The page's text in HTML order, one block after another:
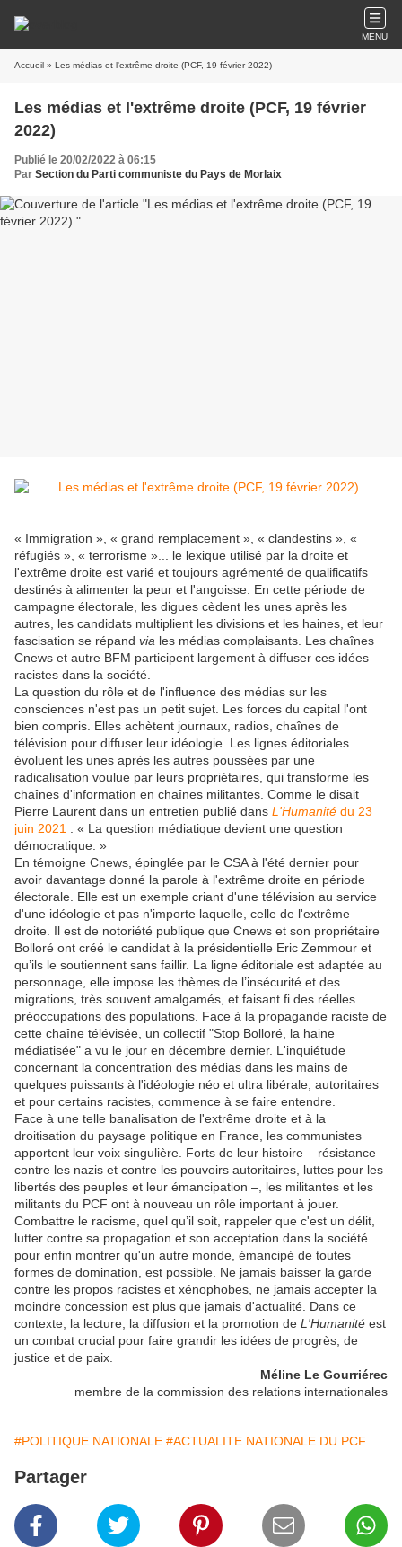
MENU
Accueil » Les médias et l'extrême droite (PCF, 19 février 2022)
Les médias et l'extrême droite (PCF, 19 février
2022)
Publié le 20/02/2022 à 06:15
Par Section du Parti communiste du Pays de Morlaix
« Immigration », « grand remplacement », « clandestins », «
réfugiés », « terrorisme »... le lexique utilisé par la droite et
l'extrême droite est varié et toujours agrémenté de qualificatifs
destinés à alimenter la peur et l'angoisse. En cette période de
campagne électorale, les digues cèdent les unes après les
autres, les candidats multiplient les divisions et les haines, et leur
fascisation se répand via les médias complaisants. Les chaînes
Cnews et autre BFM participent largement à diffuser ces idées
racistes dans la société.
La question du rôle et de l'influence des médias sur les
consciences n'est pas un petit sujet. Les forces du capital l'ont
bien compris. Elles achètent journaux, radios, chaînes de
télévision pour diffuser leur idéologie. Les lignes éditoriales
évoluent les unes après les autres poussées par une
radicalisation voulue par leurs propriétaires, qui transforme les
chaînes d'information en chaînes militantes. Comme le disait
Pierre Laurent dans un entretien publié dans L'Humanité du 23
juin 2021 : « La question médiatique devient une question
démocratique. »
En témoigne Cnews, épinglée par le CSA à l'été dernier pour
avoir davantage donné la parole à l'extrême droite en période
électorale. Elle est un exemple criant d'une télévision au service
d'une idéologie et pas n'importe laquelle, celle de l'extrême
droite. Il est de notoriété publique que Cnews et son propriétaire
Bolloré ont créé le candidat à la présidentielle Eric Zemmour et
qu’ils le soutiennent sans faillir. La ligne éditoriale est adaptée au
personnage, elle impose les thèmes de l’insécurité et des
migrations, très souvent amalgamés, et faisant fi des réelles
préoccupations des populations. Face à la propagande raciste de
cette chaîne télévisée, un collectif "Stop Bolloré, la haine
médiatisée" a vu le jour en décembre dernier. L'inquiétude
concernant la concentration des médias dans les mains de
quelques puissants à l'idéologie néo et ultra libérale, autoritaires
et pour certains racistes, commence à se faire entendre.
Face à une telle banalisation de l'extrême droite et à la
droitisation du paysage politique en France, les communistes
apportent leur voix singulière. Forts de leur histoire – résistance
contre les nazis et contre les pouvoirs autoritaires, luttes pour les
libertés des peuples et leur émancipation –, les militantes et les
militants du PCF ont à nouveau un rôle important à jouer.
Combattre le racisme, quel qu’il soit, rappeler que c'est un délit,
lutter contre sa propagation et son acceptation dans la société
pour enfin montrer qu'un autre monde, émancipé de toutes
formes de domination, est possible. Ne jamais baisser la garde
contre les propos racistes et xénophobes, ne jamais accepter la
moindre concession est plus que jamais d'actualité. Dans ce
contexte, la lecture, la diffusion et la promotion de L'Humanité est
un combat crucial pour faire grandir les idées de progrès, de
justice et de paix.
Méline Le Gourriérec
membre de la commission des relations internationales
#POLITIQUE NATIONALE #ACTUALITE NATIONALE DU PCF
Partager